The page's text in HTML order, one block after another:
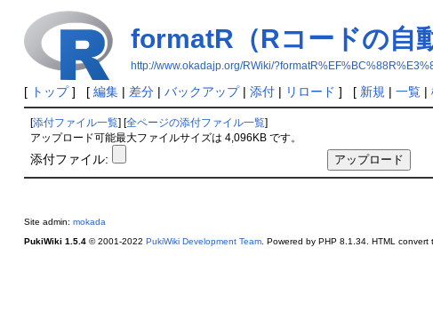
formatR（Rコードの自
http://www.okadajp.org/RWiki/
[ トップ] [ 編集| 差分| バックアップ| 添付| リロード ] [ 新規 | 一覧|
[添付ファイル一覧] [全ページの添付ファイル一覧]
アップロード可能最大ファイルサイズは 4,096KB です。
添付ファイル:
Site admin: mokada
PukiWiki 1.5.4© 2001-2022 PukiWiki Development Team. Powered by PHP 8.1.34. HTML convert